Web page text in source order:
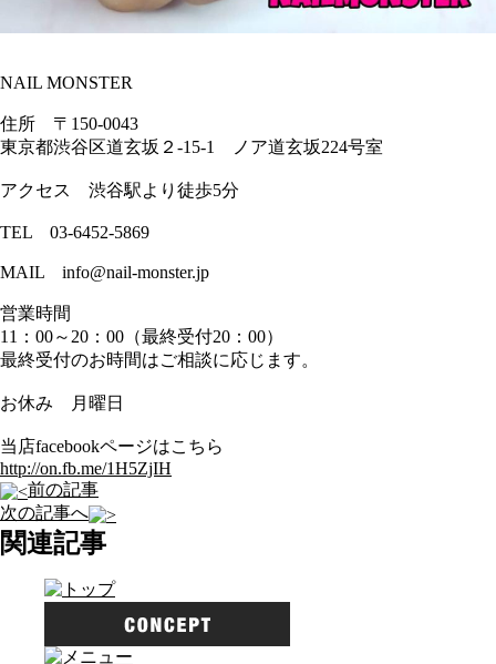
NAIL MONSTER
住所 〒150-0043
東京都渋谷区道玄坂２-15-1 ノア道玄坂224号室
アクセス 渋谷駅より徒歩5分
TEL 03-6452-5869
MAIL info@nail-monster.jp
営業時間
11：00～20：00（最終受付20：00）
最終受付のお時間はご相談に応じます。
お休み 月曜日
当店facebookページはこちら
http://on.fb.me/1H5ZjIH
前の記事
次の記事へ
関連記事